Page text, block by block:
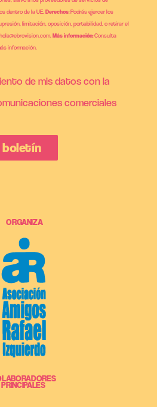
dentro de la UE.Derechos: Podrás ejercer los
limitación, oposición, portabilidad, o retirar el
Más información: Consulta
información.
de mis datos con la
comerciales
ORGANIZA
PRINCIPALES